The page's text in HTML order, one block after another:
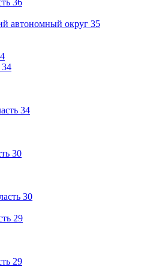
36
автономный округ 35
4
34
34
30
30
29
29